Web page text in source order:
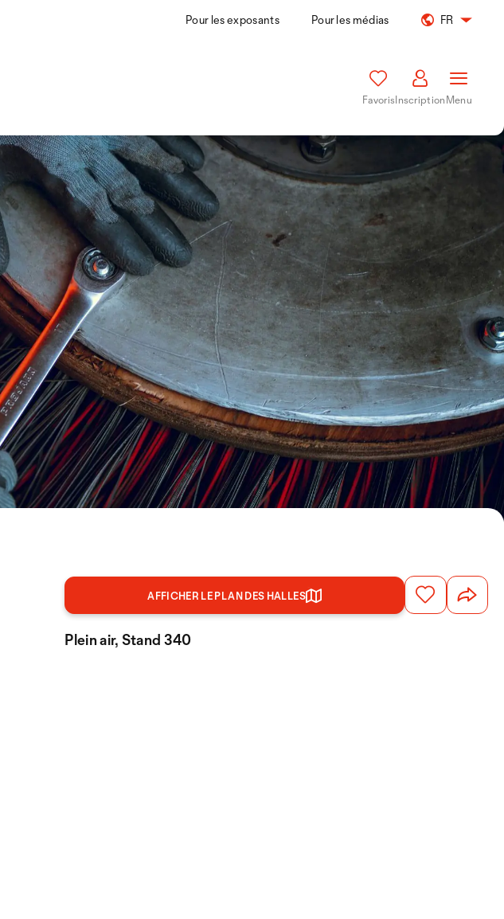
Pour les exposants Pour les médias FR
FavorisInscriptionMenu
AFFICHER LE PLAN DES HALLES
Plein air, Stand 340